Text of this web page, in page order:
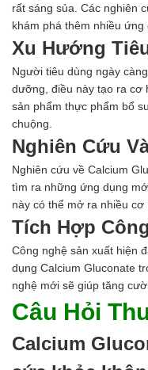
rất sáng sủa. Các nghiên
khám phá thêm nhiều
Xu Hướng
Người tiêu dùng ngày
dưỡng, điều này tạo ra cơ
sản phẩm thực phẩm bổ
chuộng.
Nghiên Cứu
Nghiên cứu về Calcium
tìm ra những ứng dụng
này có thể mở ra nhiều
Tích Hợp
Công nghệ sản xuất hiện
dụng Calcium Gluconate
nghệ mới sẽ giúp tăng
Câu Hỏi
Calcium